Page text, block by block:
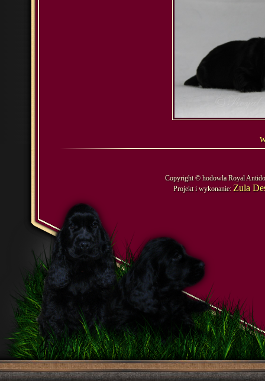
Copyright © hodowla Royal
Projekt i wykonanie: Zula